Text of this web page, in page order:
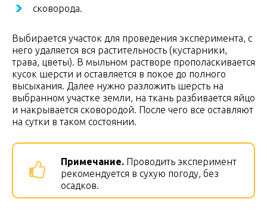
сковорода.
Выбирается участок для проведения эксперимента, с
него удаляется вся растительность (кустарники,
трава, цветы). В мыльном растворе прополаскивается
кусок шерсти и оставляется в покое до полного
высыхания. Далее нужно разложить шерсть на
выбранном участке земли, на ткань разбивается яйцо
и накрывается сковородой. После чего все оставляют
на сутки в таком состоянии.
Примечание. Проводить эксперимент
рекомендуется в сухую погоду, без
осадков.